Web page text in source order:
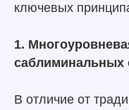
ключевых
1.
саблиминальных
В отличие от